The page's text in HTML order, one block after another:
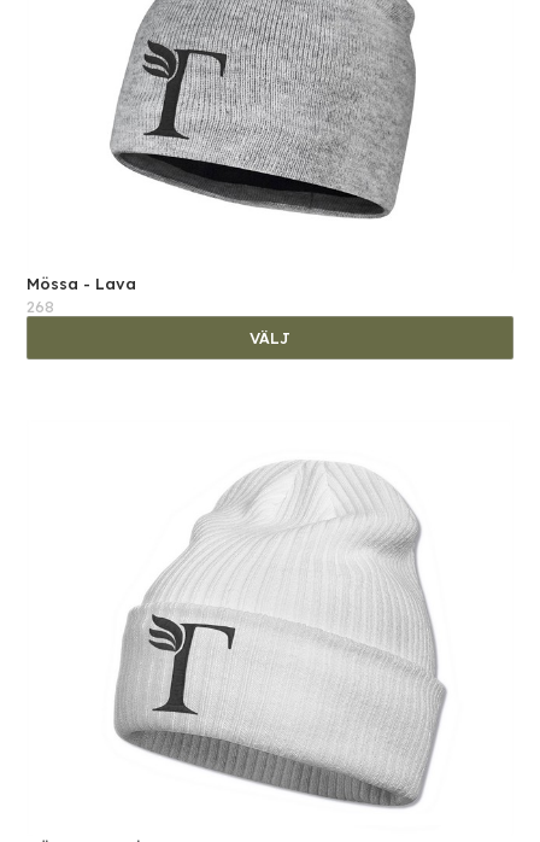
Mössa - Lava
268
VÄLJ